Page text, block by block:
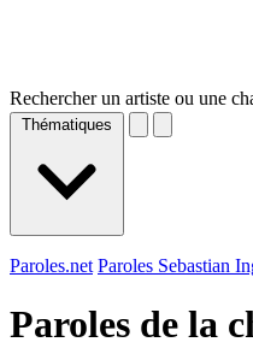
Rechercher un artiste ou une
Thématiques
Paroles.net Paroles Sebastian
Paroles de la